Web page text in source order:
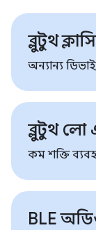
ব্লুটুথ
অন্যান্য
ব্লুটুথ লো
কম শক্তি
BLE